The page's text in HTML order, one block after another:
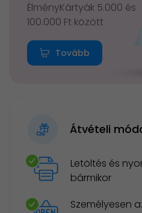
ÉlményKártyák 5.000 és
100.000 Ft között
Tovább
Átvételi
Letöltés és
bármikor
Személyesen